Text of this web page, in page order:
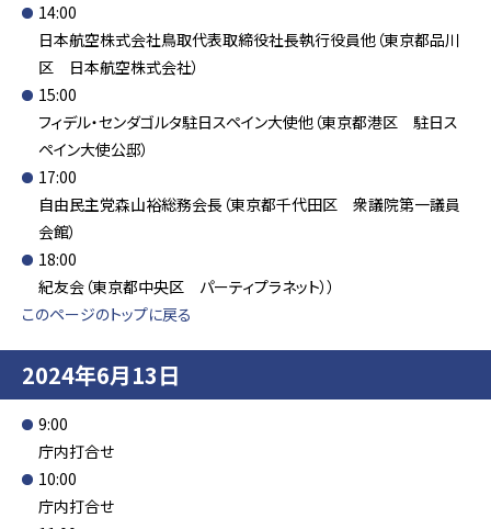
14:00
日本航空株式会社鳥取代表取締役社長執行役員他（東京都品川
区 日本航空株式会社）
15:00
フィデル・センダゴルタ駐日スペイン大使他（東京都港区 駐日ス
ペイン大使公邸）
17:00
自由民主党森山裕総務会長（東京都千代田区 衆議院第一議員
会館）
18:00
紀友会（東京都中央区 パーティプラネット））
このページのトップに戻る
2024年6月13日
9:00
庁内打合せ
10:00
庁内打合せ